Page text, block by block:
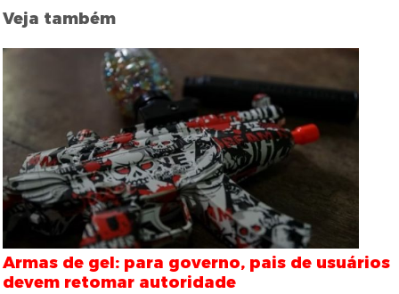
Veja também
Armas de gel: para governo, pais de usuários
devem retomar autoridade